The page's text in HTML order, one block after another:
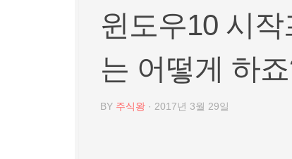
윈도우10 시
는 어떻게 하
BY 주식왕 · 2017년 3월 29일